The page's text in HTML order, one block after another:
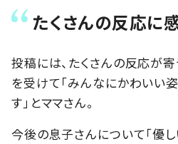
たくさんの反応に
投稿には、たくさんの反応が
を受けて「みんなにかわいい
す」とママさん。
今後の息子さんについて「優